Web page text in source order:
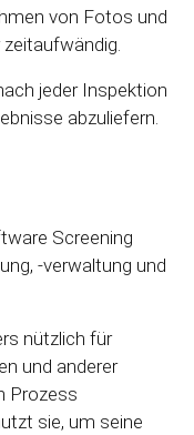
von Fotos und
jeder Inspektion
abzuliefern.
Screening
-verwaltung und
nützlich für
und anderer
Prozess
sie, um seine